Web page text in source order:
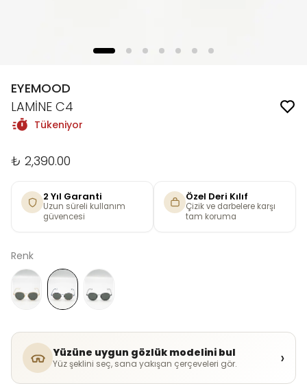
EYEMOOD
LAMİNE C4
Tükeniyor
₺ 2,390.00
2 Yıl Garanti
Uzun süreli kullanım
güvencesi
Özel Deri Kılıf
Çizik ve darbelere karşı
tam koruma
Renk
Yüzüne uygun gözlük modelini bul
Yüz şeklini seç, sana yakışan çerçeveleri gör. ›